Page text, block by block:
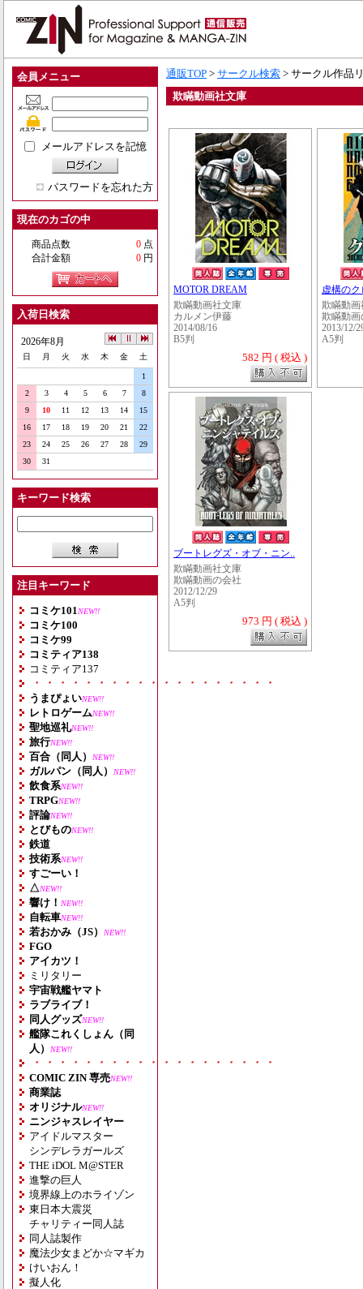
会員メニュー
メールアドレスを記憶
パスワードを忘れた方
現在のカゴの中
商品点数 0 点
合計金額
0 円
入荷日検索
2026年8月
日 月 火 水 木 金 土
1
2
3 4 5 6 7
8
9
10 11 12 13 14
15
16
17 18 19 20 21
22
23
24 25 26 27 28
29
30
31
キーワード検索
注目キーワード
コミケ101 NEW!!
コミケ100
コミケ99
コミティア138
コミティア137
・・・・・・・・・・・・・・・・・・・
うまぴょいNEW!!
レトロゲームNEW!!
聖地巡礼NEW!!
旅行NEW!!
百合（同人） NEW!!
ガルパン（同人） NEW!!
飲食系NEW!!
TRPGNEW!!
評論NEW!!
とびものNEW!!
鉄道
技術系NEW!!
すごーい！
△NEW!!
響け！ NEW!!
自転車NEW!!
若おかみ（JS） NEW!!
FGO
アイカツ！
ミリタリー
宇宙戦艦ヤマト
ラブライブ！
同人グッズNEW!!
艦隊これくしょん（同
人）
NEW!!
・・・・・・・・・・・・・・・・・・・
COMIC ZIN 専売NEW!!
商業誌
オリジナルNEW!!
ニンジャスレイヤー
アイドルマスター
シンデレラガールズ
THE iDOL M@STER
進撃の巨人
境界線上のホライゾン
東日本大震災
チャリティー同人誌
同人誌製作
魔法少女まどか☆マギカ
けいおん！
擬人化
通販TOP > サークル検索 > サークル作品
欺瞞動画社文庫
MOTOR DREAM
欺瞞動画社文庫
カルメン伊藤
2014/08/16
B5判
582 円 ( 税込 )
虚構の
欺瞞動画
欺瞞動画
2013/12/
A5判
ブートレグズ・オブ・ニン..
欺瞞動画社文庫
欺瞞動画の会社
2012/12/29
A5判
973 円 ( 税込 )